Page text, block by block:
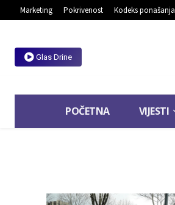
Marketing Pokrivenost Kodeks ponašanja
Glas Drine
POČETNA VIJESTI